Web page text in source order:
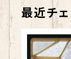
最近チ